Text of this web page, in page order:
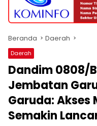
Beranda Daerah
Daerah
Dandim 0808/
Jembatan
Garuda:
Semakin